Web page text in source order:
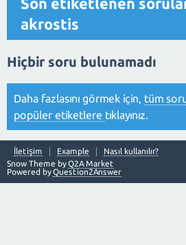
akrostis
Hiçbir soru bulunamadı
Daha fazlasını görmek için, tüm
popüler etiketlere tıklayınız.
İletişim Example
Nasıl kullanılır?
Snow Theme byQ2A Market
Powered byQuestion2Answer